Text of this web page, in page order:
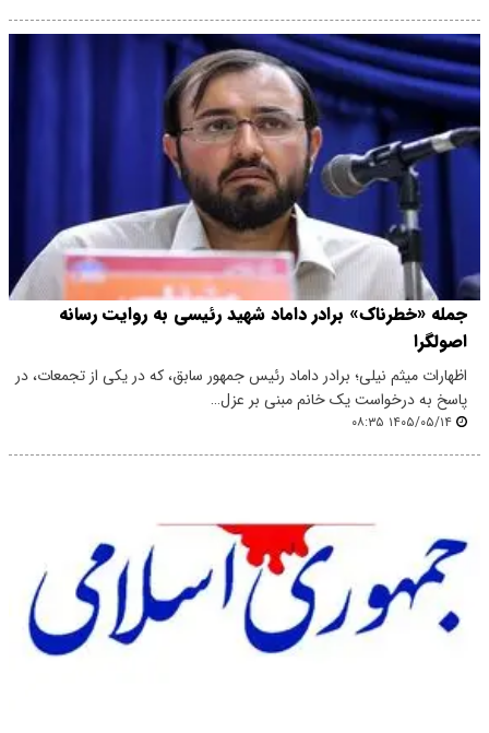
جمله «خطرناک» برادر داماد شهید رئیسی به روایت رسانه
اصولگرا
اظهارات میثم نیلی؛ برادر داماد رئیس جمهور سابق، که در یکی از تجمعات، در
پاسخ به درخواست یک خانم مبنی بر عزل…
۱۴۰۵/۰۵/۱۴ ۰۸:۳۵